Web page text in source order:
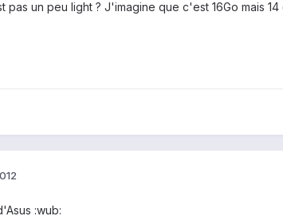
pas un peu light ? J'imagine que c'est 16Go mais
:wub: